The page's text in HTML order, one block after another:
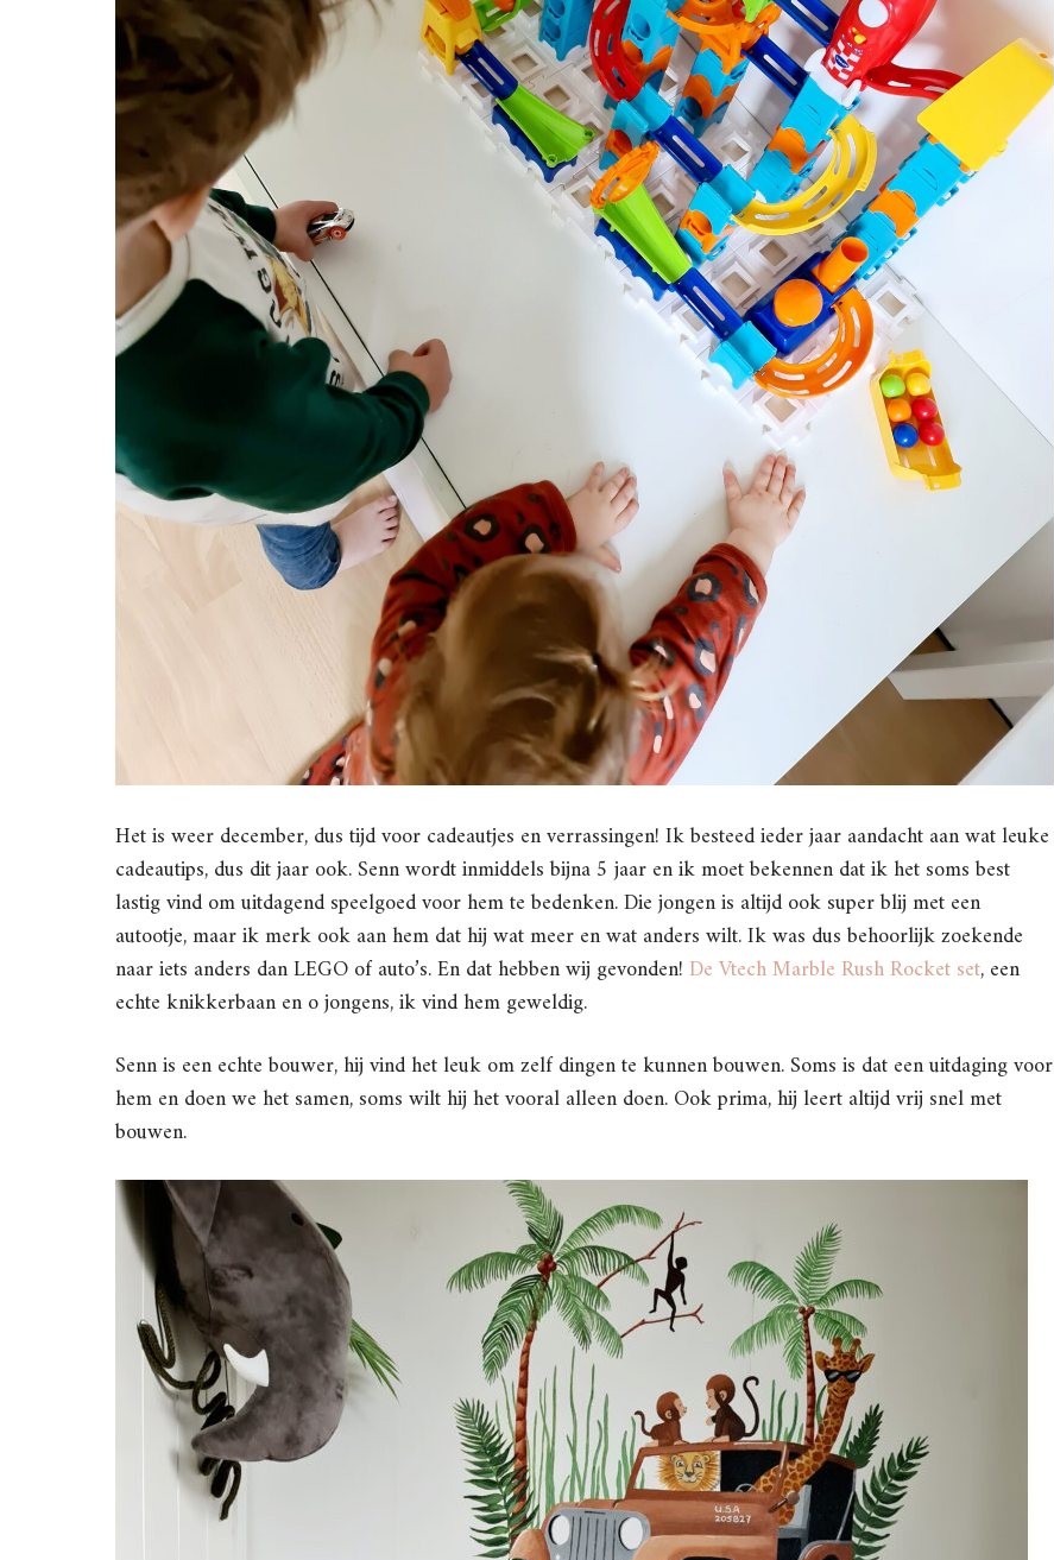
Het is weer december, dus tijd voor cadeautjes en verrassingen! Ik besteed ieder jaar aandacht aan wat leuke
cadeautips, dus dit jaar ook. Senn wordt inmiddels bijna 5 jaar en ik moet bekennen dat ik het soms best
lastig vind om uitdagend speelgoed voor hem te bedenken. Die jongen is altijd ook super blij met een
autootje, maar ik merk ook aan hem dat hij wat meer en wat anders wilt. Ik was dus behoorlijk zoekende
naar iets anders dan LEGO of auto’s. En dat hebben wij gevonden! De Vtech Marble Rush Rocket set, een
echte knikkerbaan en o jongens, ik vind hem geweldig.
Senn is een echte bouwer, hij vind het leuk om zelf dingen te kunnen bouwen. Soms is dat een uitdaging voor
hem en doen we het samen, soms wilt hij het vooral alleen doen. Ook prima, hij leert altijd vrij snel met
bouwen.